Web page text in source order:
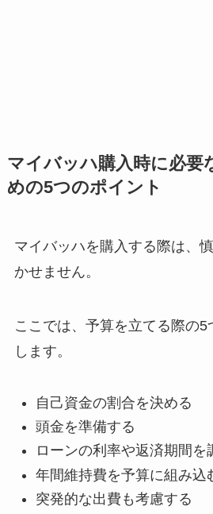
マイバッハ購入時に必要
めの5つのポイント
マイバッハを購入する際は、
かせません。
ここでは、予算を立てる際の
します。
自己資金の割合を決める
頭金を準備する
ローンの利率や返済期間を
年間維持費を予算に組み込
突発的な出費も考慮する